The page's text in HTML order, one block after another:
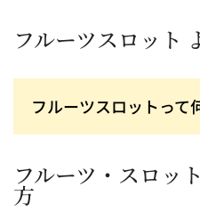
フルーツスロット
フルーツスロットって
う機種です。
フルーツ・スロッ
方